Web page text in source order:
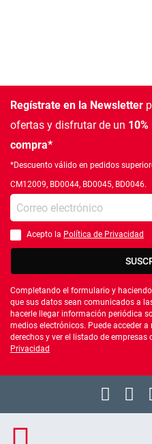
Regístrate en la Newsletter
ofertas y disfrutar de un
compra*
*Descuento válido en pedidos
CM12009, BD0044, BD0045, BD0046.
Introduce tu e-mail
Debes aceptar la política de privacidad
Acepto la Política de Privacidad
Completando el formulario y
que sus datos sean comunicados a
hacerle llegar información periódica
medios electrónicos. Puede acceder
derechos y ver el listado de empresas
Privacidad